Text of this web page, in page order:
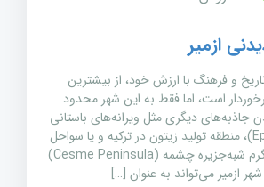
ازمیر
و فرهنگ با ارزش خود، از بیشترین
است، اما فقط به این شهر محدود
جاذبه‌های دیگری مثل ویرانه‌های باستانی
اِفِسوس (Ephesus)، منطقه تولید زیتون در ترکیه و یا سواحل
و چشمه‌های آب گرم شبه‌جزیره چشمه (Cesme Peninsula)
ازمیر می‌تواند به عنوان […]